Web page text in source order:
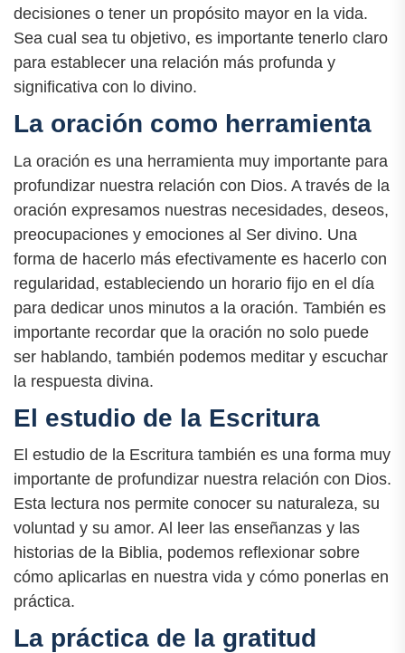
decisiones o tener un propósito mayor en la vida.
Sea cual sea tu objetivo, es importante tenerlo claro
para establecer una relación más profunda y
significativa con lo divino.
La oración como herramienta
La oración es una herramienta muy importante para
profundizar nuestra relación con Dios. A través de la
oración expresamos nuestras necesidades, deseos,
preocupaciones y emociones al Ser divino. Una
forma de hacerlo más efectivamente es hacerlo con
regularidad, estableciendo un horario fijo en el día
para dedicar unos minutos a la oración. También es
importante recordar que la oración no solo puede
ser hablando, también podemos meditar y escuchar
la respuesta divina.
El estudio de la Escritura
El estudio de la Escritura también es una forma muy
importante de profundizar nuestra relación con Dios.
Esta lectura nos permite conocer su naturaleza, su
voluntad y su amor. Al leer las enseñanzas y las
historias de la Biblia, podemos reflexionar sobre
cómo aplicarlas en nuestra vida y cómo ponerlas en
práctica.
La práctica de la gratitud